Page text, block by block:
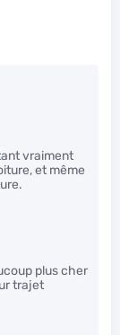
vraiment
et même
plus cher
trajet